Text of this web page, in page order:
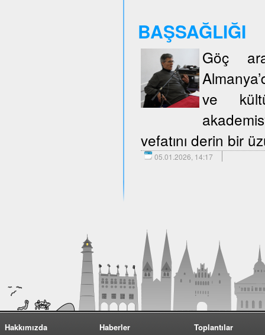
BAŞSAĞLIĞI
Göç
ve
vefatını derin bir
05.01.2026, 14:17
Hakkımızda
Haberler
Toplantılar